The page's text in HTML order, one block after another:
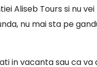
Aliseb Tours si nu
nu mai sta pe
in vacanta sau ca va